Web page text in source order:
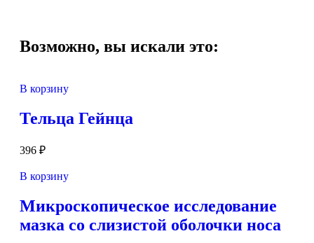
Возможно, вы искали это:
В корзину
Тельца Гейнца
396 ₽
В корзину
Микроскопическое исследование
мазка со слизистой оболочки носа